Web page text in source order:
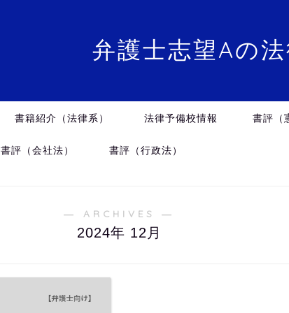
弁護士志望Aの法
書籍紹介（法律系） 法律予備校情報 書評（
書評（会社法） 書評（行政法）
― ARCHIVES ―
2024年 12月